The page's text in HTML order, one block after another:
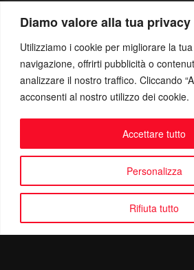
Diamo valore alla tua privacy
Utilizziamo i cookie per migliorare la
navigazione, offrirti pubblicità o
analizzare il nostro traffico. Cliccando
acconsenti al nostro utilizzo dei cookie.
Personalizza
Rifiuta tutto
Accettare tutto